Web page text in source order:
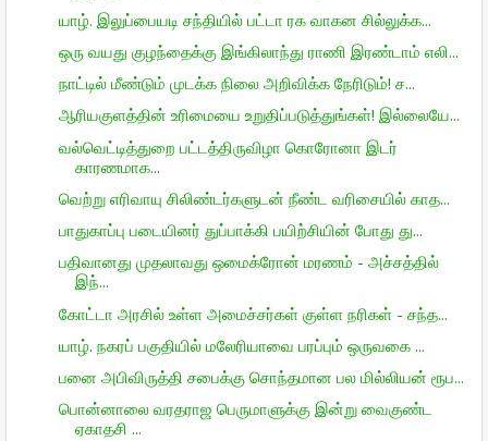
யாழ். இலுப்பையடி சந்தியில் பட்டா ரக வாகன சில்லுக்க...
ஒரு வயது குழந்தைக்கு இங்கிலாந்து ராணி இரண்டாம் எலி...
நாட்டில் மீண்டும் முடக்க நிலை அறிவிக்க நேரிடும்! ச...
ஆரியகுளத்தின் உரிமையை உறுதிப்படுத்துங்கள்! இல்லையே...
வல்வெட்டித்துறை பட்டத்திருவிழா கொரோனா இடர்
காரணமாக...
வெற்று எரிவாயு சிலிண்டர்களுடன் நீண்ட வரிசையில் காத...
பாதுகாப்பு படையினர் துப்பாக்கி பயிற்சியின் போது து...
பதிவானது முதலாவது ஒமைக்ரோன் மரணம் - அச்சத்தில்
இந்...
கோட்டா அரசில் உள்ள அமைச்சர்கள் குள்ள நரிகள் - சந்த...
யாழ். நகரப் பகுதியில் மலேரியாவை பரப்பும் ஒருவகை ...
பனை அபிவிருத்தி சபைக்கு சொந்தமான பல மில்லியன் ரூப...
பொன்னாலை வரதராஜ பெருமாளுக்கு இன்று வைகுண்ட
ஏகாதசி ...